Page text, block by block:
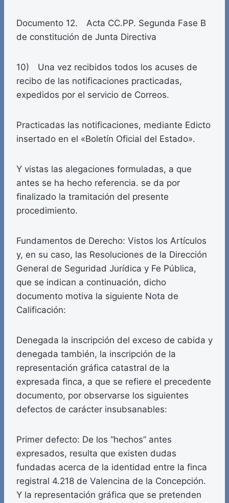
Documento 12. Acta CC.PP. Segunda Fase B
de constitución de Junta Directiva
10) Una vez recibidos todos los acuses de
recibo de las notificaciones practicadas,
expedidos por el servicio de Correos.
Practicadas las notificaciones, mediante Edicto
insertado en el «Boletín Oficial del Estado».
Y vistas las alegaciones formuladas, a que
antes se ha hecho referencia. se da por
finalizado la tramitación del presente
procedimiento.
Fundamentos de Derecho: Vistos los Artículos
y, en su caso, las Resoluciones de la Dirección
General de Seguridad Jurídica y Fe Pública,
que se indican a continuación, dicho
documento motiva la siguiente Nota de
Calificación:
Denegada la inscripción del exceso de cabida y
denegada también, la inscripción de la
representación gráfica catastral de la
expresada finca, a que se refiere el precedente
documento, por observarse los siguientes
defectos de carácter insubsanables:
Primer defecto: De los “hechos” antes
expresados, resulta que existen dudas
fundadas acerca de la identidad entre la finca
registral 4.218 de Valencina de la Concepción.
Y la representación gráfica que se pretenden